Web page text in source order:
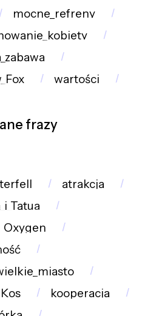
mocne_refreny
wartości
frazy
atrakcja
Oxygen
Kos
kooperacja